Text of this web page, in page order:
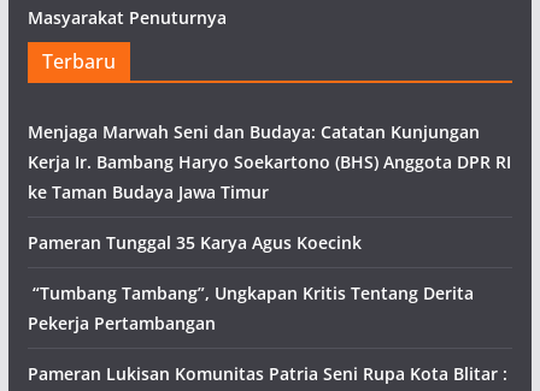
Masyarakat Penuturnya
Terbaru
Menjaga Marwah Seni dan Budaya: Catatan Kunjungan
Kerja Ir. Bambang Haryo Soekartono (BHS) Anggota DPR RI
ke Taman Budaya Jawa Timur
Pameran Tunggal 35 Karya Agus Koecink
“Tumbang Tambang”, Ungkapan Kritis Tentang Derita
Pekerja Pertambangan
Pameran Lukisan Komunitas Patria Seni Rupa Kota Blitar :